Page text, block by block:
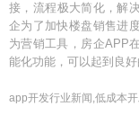
接，流程极大简化，解
企为了加快楼盘销售进
为营销工具，房企APP
能化功能，可以起到良
app开发行业新闻,低成本